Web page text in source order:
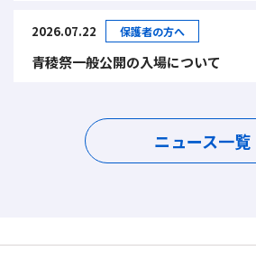
2026.07.22 保護者の方へ
青稜祭一般公開の入場について
ニュース一覧